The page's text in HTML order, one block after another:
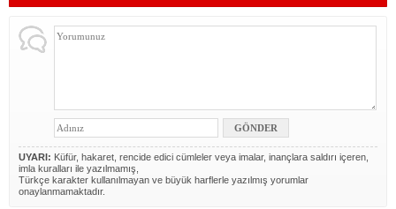
UYARI: Küfür, hakaret, rencide edici cümleler veya imalar, inançlara saldırı içeren,
imla kuralları ile yazılmamış,
Türkçe karakter kullanılmayan ve büyük harflerle yazılmış yorumlar
onaylanmamaktadır.